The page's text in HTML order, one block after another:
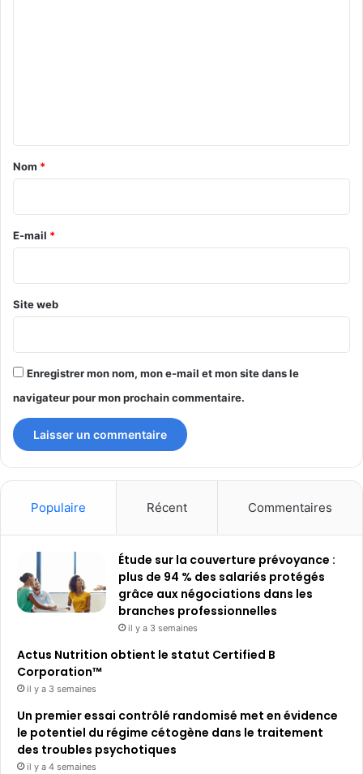
a
r
e
Nom *
E-mail *
Site web
Enregistrer mon nom, mon e-mail et mon site dans le
navigateur pour mon prochain commentaire.
Populaire Récent Commentaires
Étude sur la couverture prévoyance :
plus de 94 % des salariés protégés
grâce aux négociations dans les
branches professionnelles
il y a 3 semaines
Actus Nutrition obtient le statut Certified B
Corporation™
il y a 3 semaines
Un premier essai contrôlé randomisé met en évidence
le potentiel du régime cétogène dans le traitement
des troubles psychotiques
il y a 4 semaines